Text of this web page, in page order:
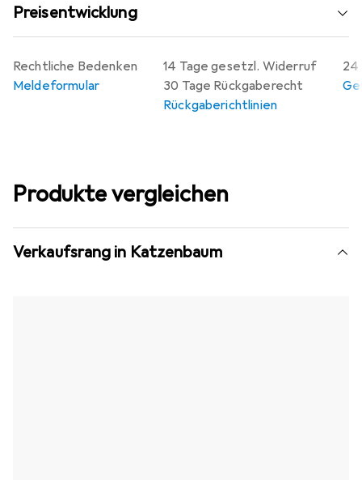
Preisentwicklung
14 Tage gesetzl. Widerruf
30 Tage Rückgaberecht
Rückgaberichtlinien
24
Rechtliche Bedenken
Meldeformular
Produkte vergleichen
Verkaufsrang in Katzenbaum